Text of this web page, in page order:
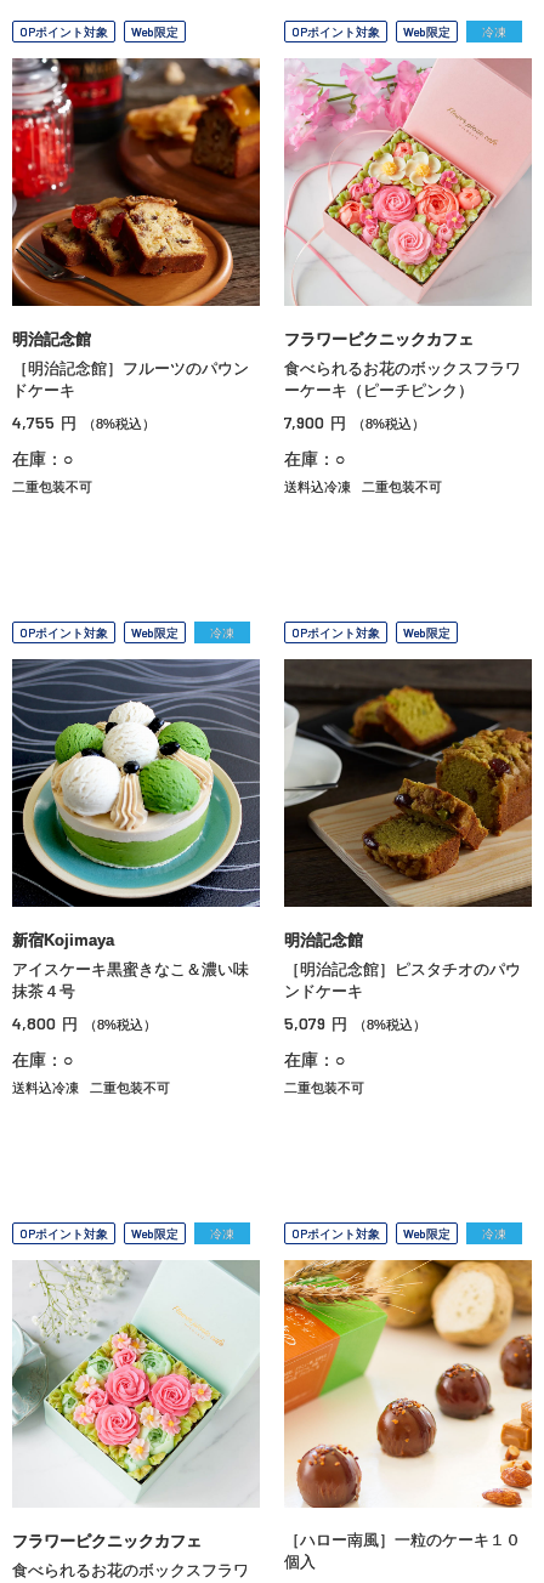
OPポイント対象 Web限定
明治記念館
［明治記念館］フルーツのパウン
ドケーキ
4,755 円 （8%税込）
在庫：○
二重包装不可
OPポイント対象 Web限定 冷凍
フラワーピクニックカフェ
食べられるお花のボックスフラワ
ーケーキ（ピーチピンク）
7,900 円 （8%税込）
在庫：○
送料込冷凍 二重包装不可
OPポイント対象 Web限定 冷凍
新宿Kojimaya
アイスケーキ黒蜜きなこ＆濃い味
抹茶４号
4,800 円 （8%税込）
在庫：○
送料込冷凍 二重包装不可
OPポイント対象 Web限定
明治記念館
［明治記念館］ピスタチオのパウ
ンドケーキ
5,079 円 （8%税込）
在庫：○
二重包装不可
OPポイント対象 Web限定 冷凍
フラワーピクニックカフェ
食べられるお花のボックスフラワ
OPポイント対象 Web限定 冷凍
［ハロー南風］一粒のケーキ１０
個入